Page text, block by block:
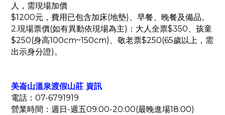
人，需現場加價
$1200元，費用已包含加床(地墊)、早餐、晚餐及備品。
2.現場票價(如有異動依現場為主)：大人全票$350、孩童
$250(身高100cm~150cm)、敬老票$250(65歲以上，需
出示身分證)。
美崙山溫泉渡假山莊 資訊
電話：07-6791919
營業時間：週日-週五09:00-20:00(最晚進場18:00)